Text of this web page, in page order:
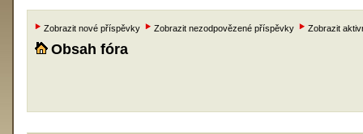
Zobrazit nové příspěvky Zobrazit nezodpovězené příspěvky Zobrazit
Obsah fóra